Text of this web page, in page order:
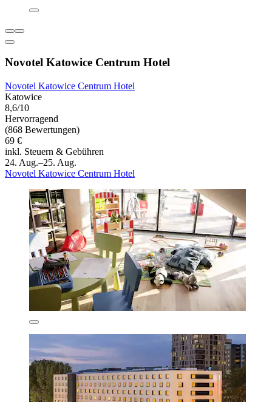
Novotel Katowice Centrum Hotel
Novotel Katowice Centrum Hotel
Katowice
8,6/10
Hervorragend
(868 Bewertungen)
69 €
inkl. Steuern & Gebühren
24. Aug.–25. Aug.
Novotel Katowice Centrum Hotel